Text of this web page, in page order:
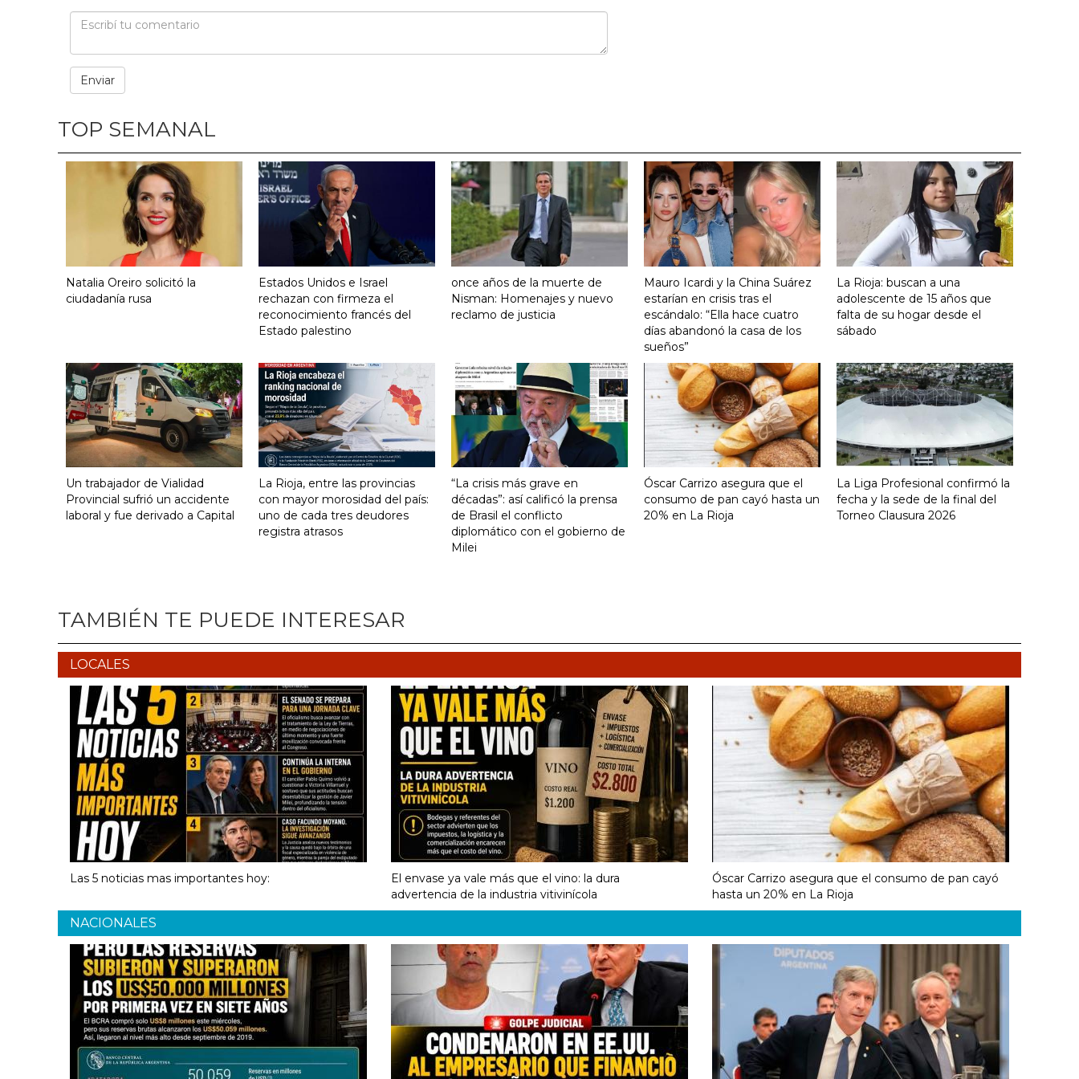
TOP SEMANAL
Natalia Oreiro solicitó la
ciudadanía rusa
Estados Unidos e Israel
rechazan con firmeza el
reconocimiento francés del
Estado palestino
once años de la muerte de
Nisman: Homenajes y nuevo
reclamo de justicia
Mauro Icardi y la China Suárez
estarían en crisis tras el
escándalo: “Ella hace cuatro
días abandonó la casa de los
sueños”
La Rioja: buscan a una
adolescente de 15 años que
falta de su hogar desde el
sábado
Un trabajador de Vialidad
Provincial sufrió un accidente
laboral y fue derivado a Capital
La Rioja, entre las provincias
con mayor morosidad del país:
uno de cada tres deudores
registra atrasos
“La crisis más grave en
décadas”: así calificó la prensa
de Brasil el conflicto
diplomático con el gobierno de
Milei
Óscar Carrizo asegura que el
consumo de pan cayó hasta un
20% en La Rioja
La Liga Profesional confirmó la
fecha y la sede de la final del
Torneo Clausura 2026
TAMBIÉN TE PUEDE INTERESAR
LOCALES
Las 5 noticias mas importantes hoy:
El envase ya vale más que el vino: la dura
advertencia de la industria vitivinícola
Óscar Carrizo asegura que el consumo de pan cayó
hasta un 20% en La Rioja
NACIONALES